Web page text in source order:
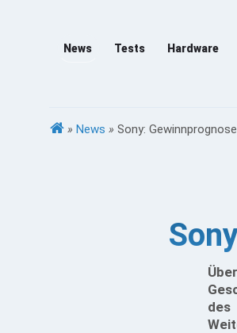
News Tests Hardware
» News » Sony:
des